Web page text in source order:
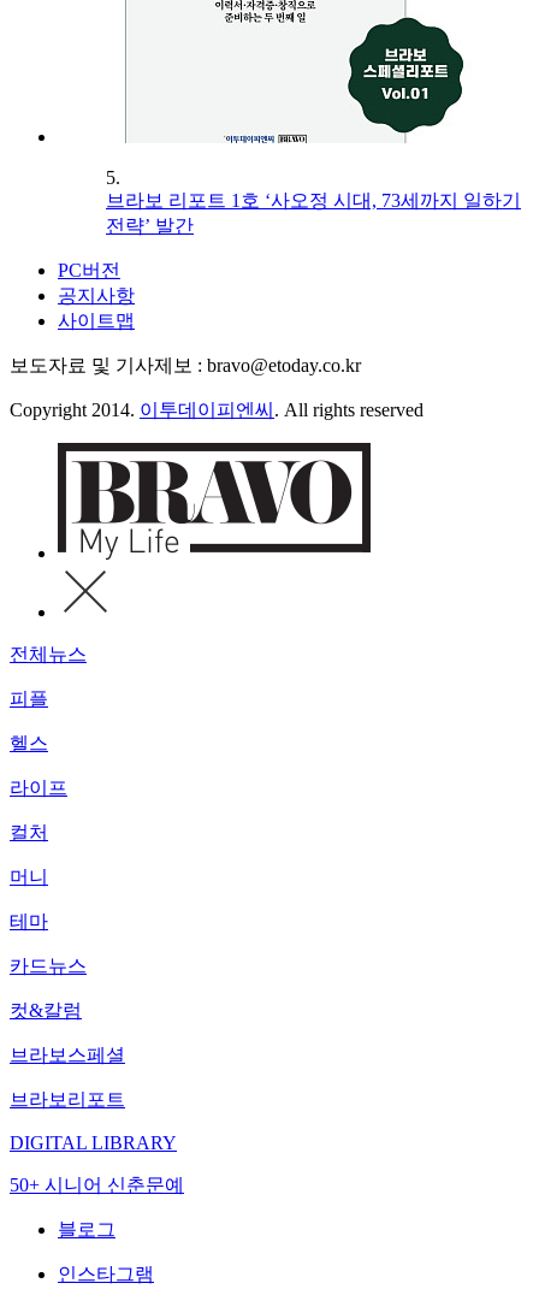
5.
브라보 리포트 1호 ‘사오정 시대, 73세까지 일하기
전략’ 발간
PC버전
공지사항
사이트맵
보도자료 및 기사제보 : bravo@etoday.co.kr
Copyright 2014. 이투데이피엔씨 . All rights reserved
전체뉴스
피플
헬스
라이프
컬처
머니
테마
카드뉴스
컷&칼럼
브라보스페셜
브라보리포트
DIGITAL LIBRARY
50+ 시니어 신춘문예
블로그
인스타그램